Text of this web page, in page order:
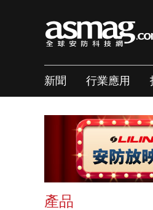
新聞 行業應用
產品